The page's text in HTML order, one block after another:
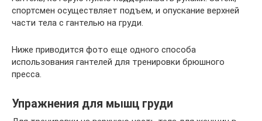
спортсмен осуществляет подъем, и опускание верхней
части тела с гантелью на груди.
Ниже приводится фото еще одного способа
использования гантелей для тренировки брюшного
пресса.
Упражнения для мышц груди